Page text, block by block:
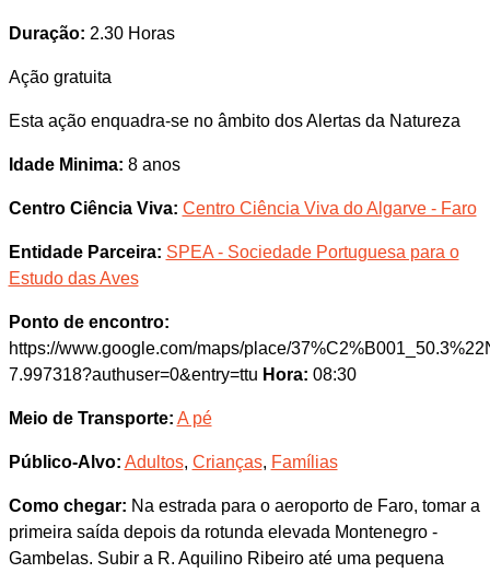
Duração: 2.30 Horas
Ação gratuita
Esta ação enquadra-se no âmbito dos Alertas da Natureza
Idade Minima: 8 anos
Centro Ciência Viva: Centro Ciência Viva do Algarve - Faro
Entidade Parceira: SPEA - Sociedade Portuguesa para o
Estudo das Aves
Ponto de encontro:
https://www.google.com/maps/place/
7.997318?authuser=0&entry=ttu Hora: 08:30
Meio de Transporte: A pé
Público-Alvo: Adultos, Crianças, Famílias
Como chegar: Na estrada para o aeroporto de Faro, tomar a
primeira saída depois da rotunda elevada Montenegro -
Gambelas. Subir a R. Aquilino Ribeiro até uma pequena